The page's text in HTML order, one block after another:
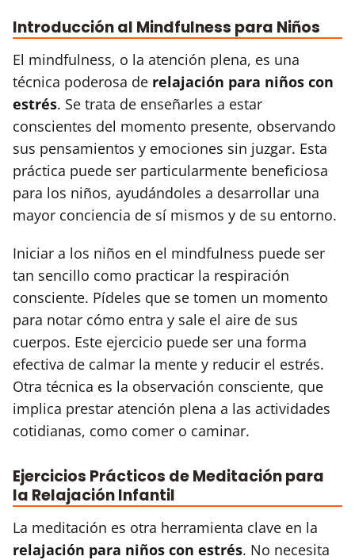
Introducción al Mindfulness para Niños
El mindfulness, o la atención plena, es una
técnica poderosa de relajación para niños con
estrés. Se trata de enseñarles a estar
conscientes del momento presente, observando
sus pensamientos y emociones sin juzgar. Esta
práctica puede ser particularmente beneficiosa
para los niños, ayudándoles a desarrollar una
mayor conciencia de sí mismos y de su entorno.
Iniciar a los niños en el mindfulness puede ser
tan sencillo como practicar la respiración
consciente. Pídeles que se tomen un momento
para notar cómo entra y sale el aire de sus
cuerpos. Este ejercicio puede ser una forma
efectiva de calmar la mente y reducir el estrés.
Otra técnica es la observación consciente, que
implica prestar atención plena a las actividades
cotidianas, como comer o caminar.
Ejercicios Prácticos de Meditación para
la Relajación Infantil
La meditación es otra herramienta clave en la
relajación para niños con estrés. No necesita